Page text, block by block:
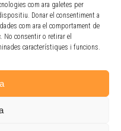
com ara galetes per
Donar el consentiment a
com ara el comportament de
No consentir o retirar el
característiques i funcions.